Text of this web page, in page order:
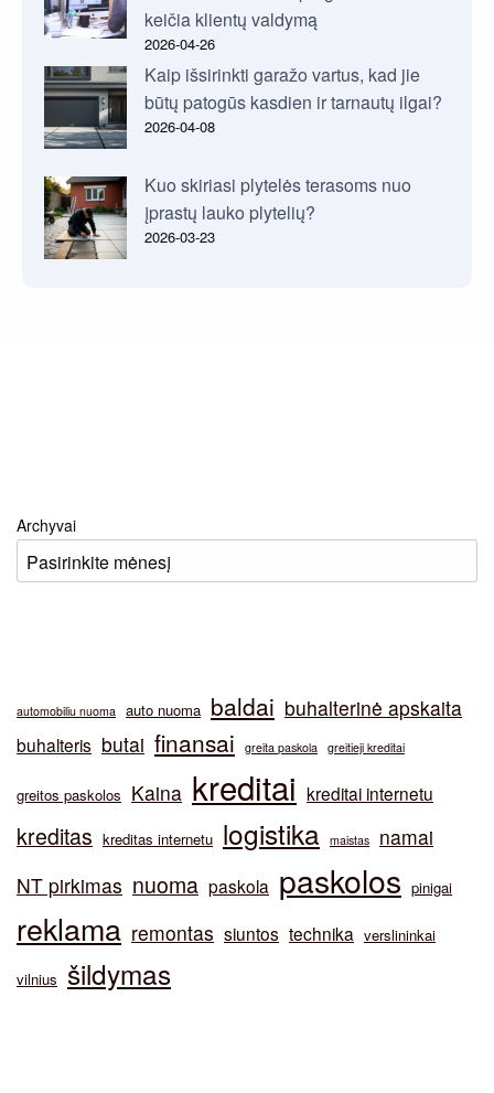
keičia klientų valdymą
2026-04-26
Kaip išsirinkti garažo vartus, kad jie
būtų patogūs kasdien ir tarnautų ilgai?
2026-04-08
Kuo skiriasi plytelės terasoms nuo
įprastų lauko plytelių?
2026-03-23
Archyvai
automobiliu nuoma auto nuoma baldai buhalterinė apskaita
buhalteris butai finansai greita paskola greitieji kreditai
greitos paskolos Kaina kreditai kreditai internetu
kreditas kreditas internetu logistika maistas
namai
NT pirkimas nuoma paskola paskolos pinigai
reklama remontas siuntos technika verslininkai
vilnius šildymas